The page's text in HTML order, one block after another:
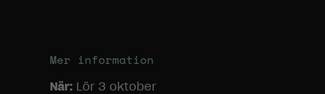
Mer information
När: Lör 3 oktober